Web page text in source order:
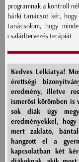
programnak a kontroll
bárki tanácsot kér,
tanácsolom, hogy
családtervezés terápiát.
Kedves Lelkiatya!
érettségi
eredmény, illetve
ismerősi körömben is
sok diák úgy
eredményekkel,
mert zaklató,
hangzott el a
kapcsolatban két